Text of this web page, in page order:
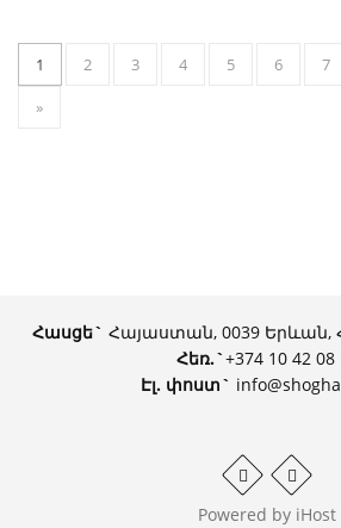
1 2 3 4 5 6 7
»
Հասցե` Հայաստան, 0039 Երևան,
Հեռ.`+374 10 42 08
Էլ. փոստ`
Powered by iHost